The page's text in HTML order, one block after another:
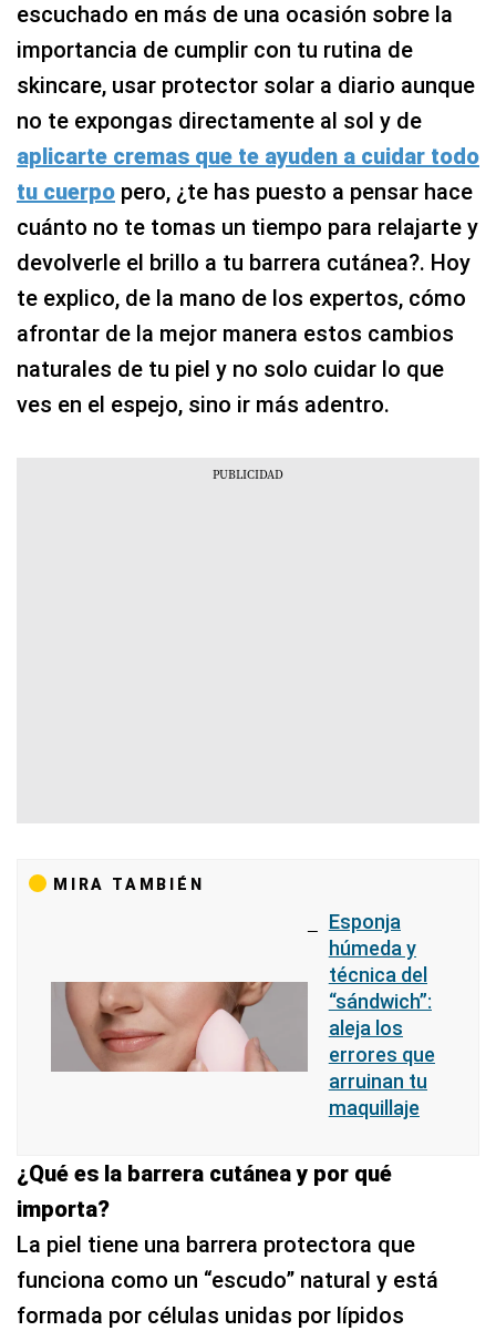
escuchado en más de una ocasión sobre la
importancia de cumplir con tu rutina de
skincare, usar protector solar a diario aunque
no te expongas directamente al sol y de
aplicarte cremas que te ayuden a cuidar todo
tu cuerpo pero, ¿te has puesto a pensar hace
cuánto no te tomas un tiempo para relajarte y
devolverle el brillo a tu barrera cutánea?. Hoy
te explico, de la mano de los expertos, cómo
afrontar de la mejor manera estos cambios
naturales de tu piel y no solo cuidar lo que
ves en el espejo, sino ir más adentro.
MIRA TAMBIÉN
Esponja
húmeda y
técnica del
“sándwich”:
aleja los
errores que
arruinan tu
maquillaje
¿Qué es la barrera cutánea y por qué
importa?
La piel tiene una barrera protectora que
funciona como un “escudo” natural y está
formada por células unidas por lípidos